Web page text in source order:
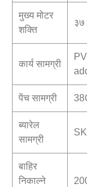
मुख्य मोटर
शक्ति
३७
कार्य सामग्री
पेंच सामग्री
ब्यारेल
सामग्री
बाहिर
निकाल्ने